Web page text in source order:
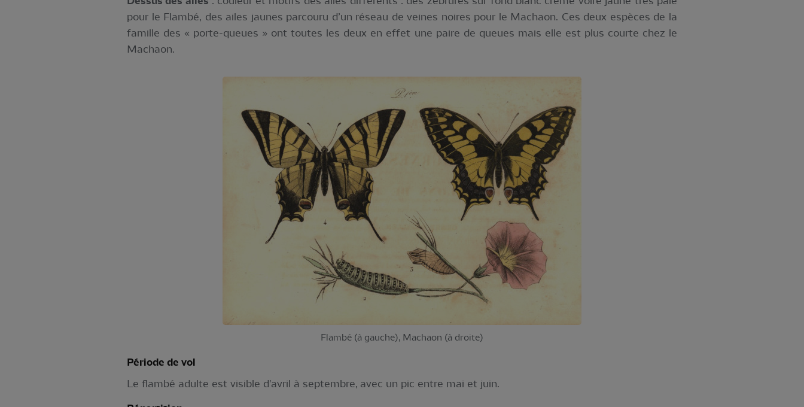
pour le Flambé, des ailes jaunes parcouru d’un réseau de veines noires pour le Machaon. Ces deux espèces de la
famille des « porte-queues » ont toutes les deux en effet une paire de queues mais elle est plus courte chez le
Machaon.
Flambé (à gauche), Machaon (à droite)
Période de vol
Le flambé adulte est visible d'avril à septembre, avec un pic entre mai et juin.